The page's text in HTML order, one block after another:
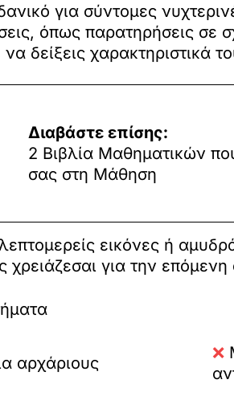
για σύντομες
όπως παρατηρήσεις
δείξεις χαρακτηριστικά
Διαβάστε επίσης:
2 Βιβλία Μαθηματικών
σας στη Μάθηση
εικόνες ή
χρειάζεσαι για την
αρχάριους
❌